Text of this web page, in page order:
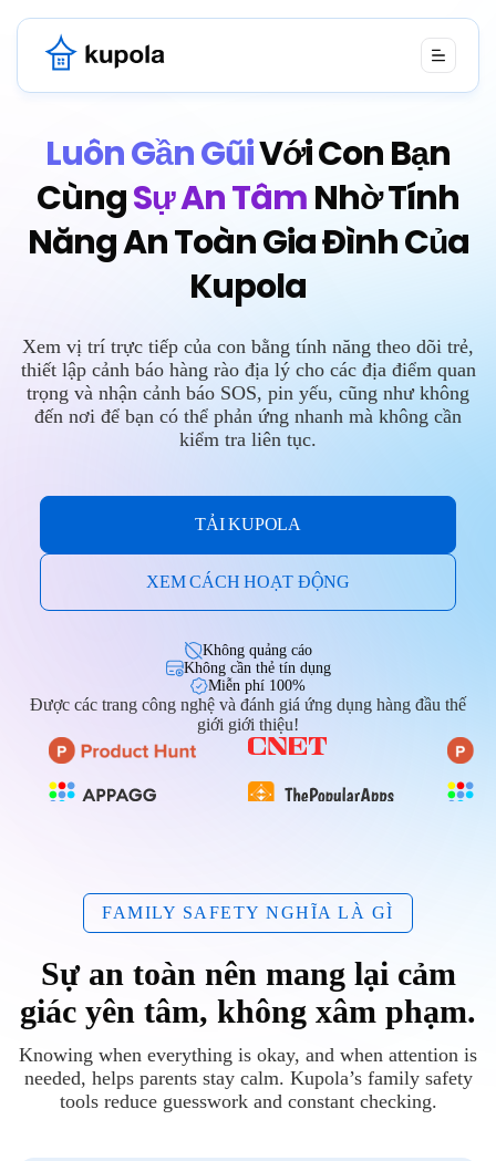
Luôn Gần GũiVới Con Bạn
CùngSự An TâmNhờ Tính
Năng An Toàn Gia Đình Của
Kupola
Xem vị trí trực tiếp của con bằng tính năng theo dõi trẻ,
thiết lập cảnh báo hàng rào địa lý cho các địa điểm quan
trọng và nhận cảnh báo SOS, pin yếu, cũng như không
đến nơi để bạn có thể phản ứng nhanh mà không cần
kiểm tra liên tục.
TẢI KUPOLA
XEM CÁCH HOẠT ĐỘNG
Không quảng cáo
Không cần thẻ tín dụng
Miễn phí 100%
Được các trang công nghệ và đánh giá ứng dụng hàng đầu thế
giới giới thiệu!
FAMILY SAFETY NGHĨA LÀ GÌ
Sự an toàn nên mang lại cảm
giác yên tâm, không xâm phạm.
Knowing when everything is okay, and when attention is
needed, helps parents stay calm. Kupola’s family safety
tools reduce guesswork and constant checking.